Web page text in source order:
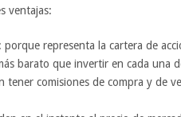
ventajas:
: porque representa la cartera de
barato que invertir en cada una
tener comisiones de compra y de